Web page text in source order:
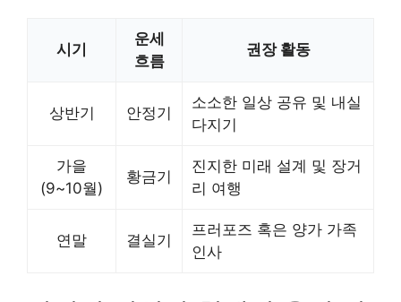
시기
운세
흐름
권장 활동
상반기 안정기
소소한 일상 공유 및 내실
다지기
가을
(9~10월)
황금기
진지한 미래 설계 및 장거
리 여행
연말 결실기
프러포즈 혹은 양가 가족
인사